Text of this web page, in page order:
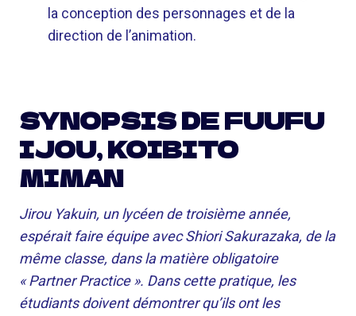
la conception des personnages et de la
direction de l’animation.
SYNOPSIS DE FUUFU
IJOU, KOIBITO
MIMAN
Jirou Yakuin, un lycéen de troisième année,
espérait faire équipe avec Shiori Sakurazaka, de la
même classe, dans la matière obligatoire
« Partner Practice ». Dans cette pratique, les
étudiants doivent démontrer qu’ils ont les